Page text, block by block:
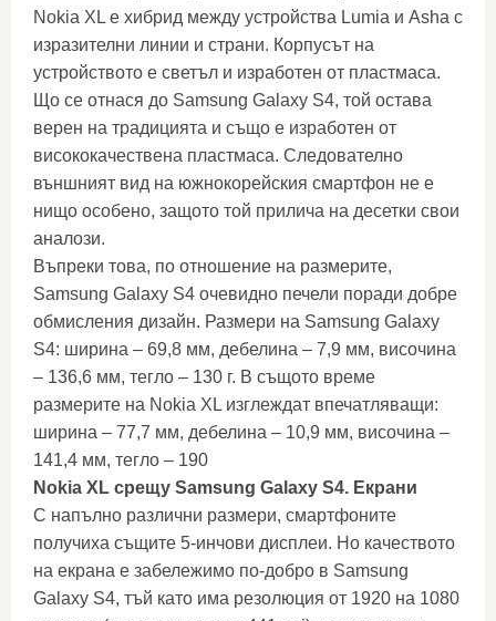
Nokia XL е хибрид между устройства Lumia и Asha с
изразителни линии и страни. Корпусът на
устройството е светъл и изработен от пластмаса.
Що се отнася до Samsung Galaxy S4, той остава
верен на традицията и също е изработен от
висококачествена пластмаса. Следователно
външният вид на южнокорейския смартфон не е
нищо особено, защото той прилича на десетки свои
аналози.
Въпреки това, по отношение на размерите,
Samsung Galaxy S4 очевидно печели поради добре
обмисления дизайн. Размери на Samsung Galaxy
S4: ширина – 69,8 мм, дебелина – 7,9 мм, височина
– 136,6 мм, тегло – 130 г. В същото време
размерите на Nokia XL изглеждат впечатляващи:
ширина – 77,7 мм, дебелина – 10,9 мм, височина –
141,4 мм, тегло – 190
Nokia XL срещу Samsung Galaxy S4. Екрани
С напълно различни размери, смартфоните
получиха същите 5-инчови дисплеи. Но качеството
на екрана е забележимо по-добро в Samsung
Galaxy S4, тъй като има резолюция от 1920 на 1080